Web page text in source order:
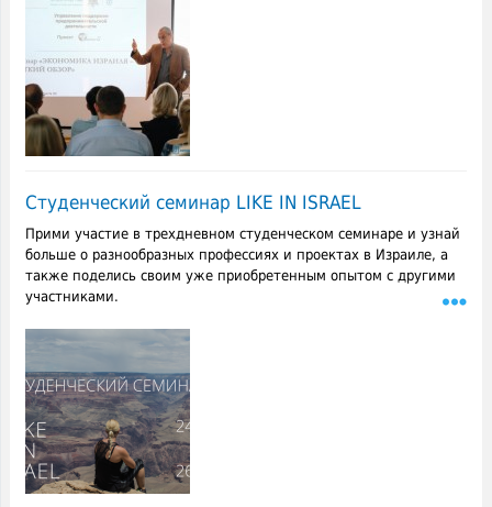
Студенческий семинар LIKE IN ISRAEL
Прими участие в трехдневном студенческом семинаре и узнай
больше о разнообразных профессиях и проектах в Израиле, а
также поделись своим уже приобретенным опытом с другими
участниками.